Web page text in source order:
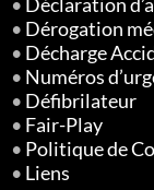
• Déclaration
• Dérogation
• Décharge
• Numéros
• Défibrilateur
• Fair-Play
• Politique de
• Liens